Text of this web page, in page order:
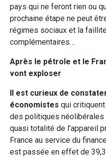
pays qui ne feront rien ou
prochaine étape ne peut
régimes sociaux et la
complémentaires…
Après le pétrole et le
vont exploser
Il est curieux de
économistes qui
des politiques néolibérales
quasi totalité de l’appareil
France au service du
est passée en effet de